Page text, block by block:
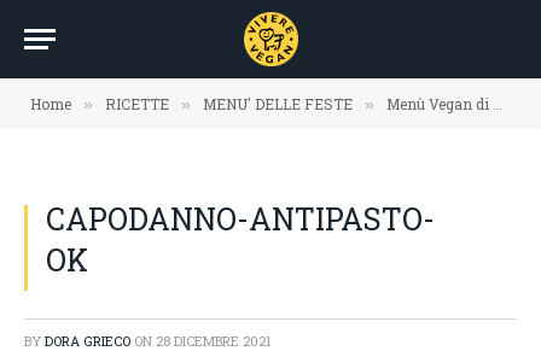
Home » RICETTE » MENU' DELLE FESTE » Menù Vegan di Capodanno
CAPODANNO-ANTIPASTO-
OK
BY DORA GRIECO ON 28 DICEMBRE 2021